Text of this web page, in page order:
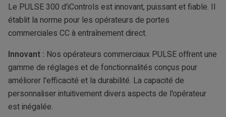
Le PULSE 300 d'iControls est innovant, puissant et fiable. Il
établit la norme pour les opérateurs de portes
commerciales CC à entraînement direct.
Innovant : Nos opérateurs commerciaux PULSE offrent une
gamme de réglages et de fonctionnalités conçus pour
améliorer l'efficacité et la durabilité. La capacité de
personnaliser intuitivement divers aspects de l'opérateur
est inégalée.